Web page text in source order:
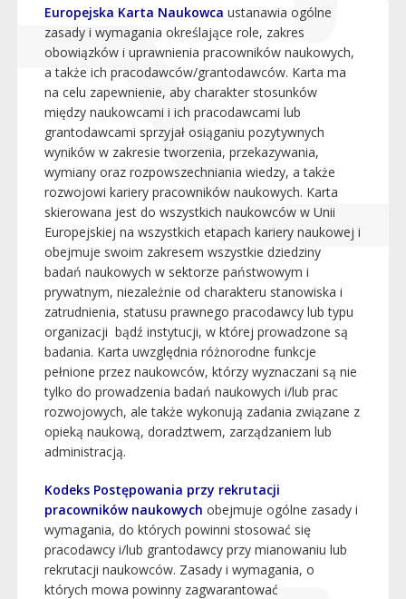
Europejska Karta Naukowca ustanawia ogólne
zasady i wymagania określające role, zakres
obowiązków i uprawnienia pracowników naukowych,
a także ich pracodawców/grantodawców. Karta ma
na celu zapewnienie, aby charakter stosunków
między naukowcami i ich pracodawcami lub
grantodawcami sprzyjał osiąganiu pozytywnych
wyników w zakresie tworzenia, przekazywania,
wymiany oraz rozpowszechniania wiedzy, a także
rozwojowi kariery pracowników naukowych. Karta
skierowana jest do wszystkich naukowców w Unii
Europejskiej na wszystkich etapach kariery naukowej i
obejmuje swoim zakresem wszystkie dziedziny
badań naukowych w sektorze państwowym i
prywatnym, niezależnie od charakteru stanowiska i
zatrudnienia, statusu prawnego pracodawcy lub typu
organizacji bądź instytucji, w której prowadzone są
badania. Karta uwzględnia różnorodne funkcje
pełnione przez naukowców, którzy wyznaczani są nie
tylko do prowadzenia badań naukowych i/lub prac
rozwojowych, ale także wykonują zadania związane z
opieką naukową, doradztwem, zarządzaniem lub
administracją.
Kodeks Postępowania przy rekrutacji
pracowników naukowych obejmuje ogólne zasady i
wymagania, do których powinni stosować się
pracodawcy i/lub grantodawcy przy mianowaniu lub
rekrutacji naukowców. Zasady i wymagania, o
których mowa powinny zagwarantować